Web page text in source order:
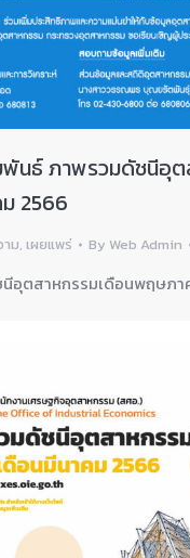
พันธ์ ภาพรวมดัชนีอุต
2566
ม, เผยแพร่ By Web Admin
อุตสาหกรรมเดือนพฤษภา